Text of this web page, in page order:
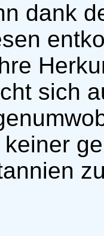
dank
sich
keiner